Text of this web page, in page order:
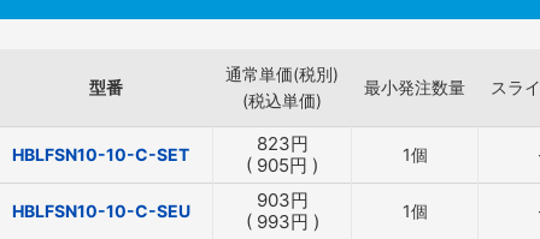
型番
通常単価(税別)
(税込単価)
最小発注数量 スラ
HBLFSN10-10-C-SET 823円
( 905円 ) 1個
HBLFSN10-10-C-SEU 903円
( 993円 ) 1個